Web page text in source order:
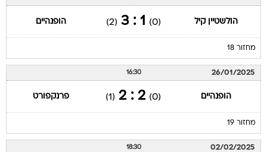
הולשטיין קיל (0)
1 : 3
(2) הופנהיים
מחזור 18
26/01/2025
16:30
הופנהיים (0)
2 : 2
(1) פרנקפורט
מחזור 19
02/02/2025
18:30